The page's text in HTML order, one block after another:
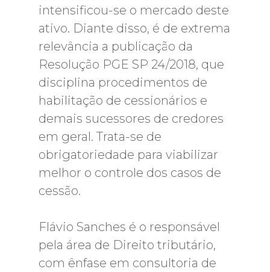
intensificou-se o mercado deste
ativo. Diante disso, é de extrema
relevância a publicação da
Resolução PGE SP 24/2018, que
disciplina procedimentos de
habilitação de cessionários e
demais sucessores de credores
em geral. Trata-se de
obrigatoriedade para viabilizar
melhor o controle dos casos de
cessão.
Flávio Sanches é o responsável
pela área de Direito tributário,
com ênfase em consultoria de